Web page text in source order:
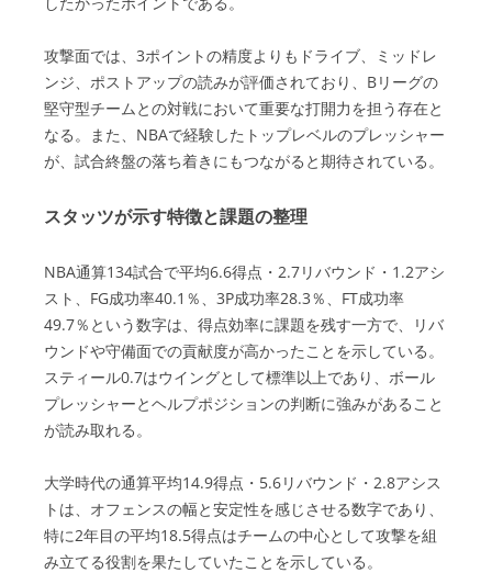
攻撃面では、3ポイントの精度よりもドライブ、ミッドレ
ンジ、ポストアップの読みが評価されており、Bリーグの
堅守型チームとの対戦において重要な打開力を担う存在と
なる。また、NBAで経験したトップレベルのプレッシャー
が、試合終盤の落ち着きにもつながると期待されている。
スタッツが示す特徴と課題の整理
NBA通算134試合で平均6.6得点・2.7リバウンド・1.2アシ
スト、FG成功率40.1％、3P成功率28.3％、FT成功率
49.7％という数字は、得点効率に課題を残す一方で、リバ
ウンドや守備面での貢献度が高かったことを示している。
スティール0.7はウイングとして標準以上であり、ボール
プレッシャーとヘルプポジションの判断に強みがあること
が読み取れる。
大学時代の通算平均14.9得点・5.6リバウンド・2.8アシス
トは、オフェンスの幅と安定性を感じさせる数字であり、
特に2年目の平均18.5得点はチームの中心として攻撃を組
み立てる役割を果たしていたことを示している。